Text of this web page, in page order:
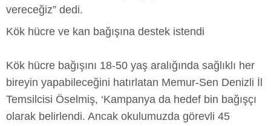
vereceğiz” dedi.
Kök hücre ve kan bağışına destek istendi
Kök hücre bağışını 18-50 yaş aralığında sağlıklı her
bireyin yapabileceğini hatırlatan Memur-Sen Denizli İl
Temsilcisi Öselmiş, ‘Kampanya da hedef bin bağışçı
olarak belirlendi. Ancak okulumuzda görevli 45